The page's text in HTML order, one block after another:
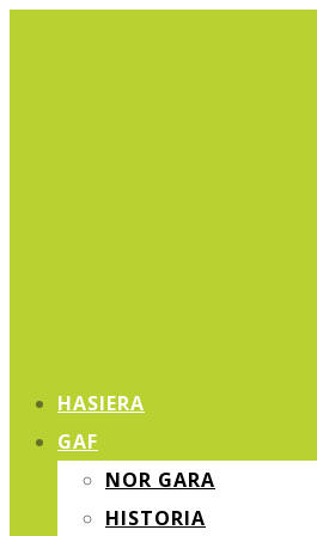
HASIERA
GAF
NOR GARA
HISTORIA